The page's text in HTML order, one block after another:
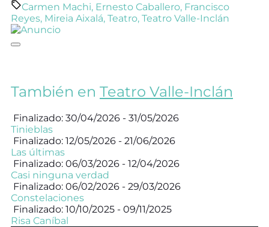
Carmen Machi, Ernesto Caballero, Francisco
Reyes, Mireia Aixalá, Teatro, Teatro Valle-Inclán
También en Teatro Valle-Inclán
Finalizado: 30/04/2026 - 31/05/2026
Tinieblas
Finalizado: 12/05/2026 - 21/06/2026
Las últimas
Finalizado: 06/03/2026 - 12/04/2026
Casi ninguna verdad
Finalizado: 06/02/2026 - 29/03/2026
Constelaciones
Finalizado: 10/10/2025 - 09/11/2025
Risa Caníbal